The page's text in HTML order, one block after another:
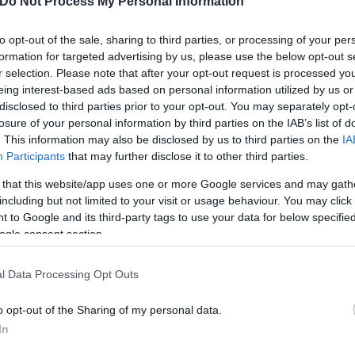
opt-out of the sale, sharing to third parties, or processing of your
for targeted advertising by us, please use the below opt-out
selection. Please note that after your opt-out request is processed
interest-based ads based on personal information utilized by us
to third parties prior to your opt-out. You may separately
of your personal information by third parties on the IAB’s list of
This information may also be disclosed by us to third parties on the
Participants that may further disclose it to other third parties.
that this website/app uses one or more Google services and may
but not limited to your visit or usage behaviour. You may
to Google and its third-party tags to use your data for below
consent section.
Data Processing Opt Outs
opt-out of the Sharing of my personal data.
χρόνια
Πυροσβεστική Υπηρεσία. Μισή ώρα μετά
(SEM), στην οποία ανέφερε ότι είδε
πρόκειται για διαφοροποιημένη εκδοχή των
που, κατά την κρίση της δικαστή,
του.